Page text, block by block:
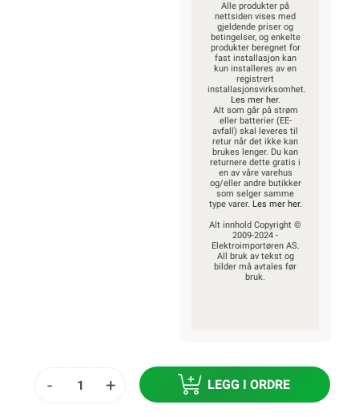
Alle produkter på
nettsiden vises med
gjeldende priser og
betingelser, og enkelte
produkter beregnet for
fast installasjon kan
kun installeres av en
registrert
installasjonsvirksomhet.
Les mer her.
Alt som går på strøm
eller batterier (EE-
avfall) skal leveres til
retur når det ikke kan
brukes lenger. Du kan
returnere dette gratis i
en av våre varehus
og/eller andre butikker
som selger samme
type varer. Les mer her.
Alt innhold Copyright ©
2009-2024 -
Elektroimportøren AS.
All bruk av tekst og
bilder må avtales før
bruk.
- + LEGG I ORDRE